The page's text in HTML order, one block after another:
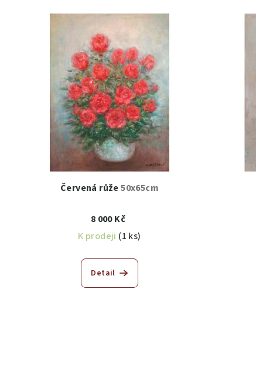
Červená růže50x65cm
8 000 Kč
K prodeji (1 ks)
Detail